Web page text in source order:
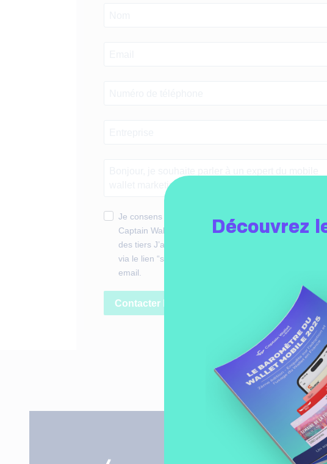
Je consens à recevoir du contenu marketing de la part
Captain Wallet. Mes données ne seront pas partagées
des tiers J’ai la possibilité de me désinscrire à tout
via le lien “se désabonner” disponible en bas de
email.
Contacter l'équipe CW
Découvrez